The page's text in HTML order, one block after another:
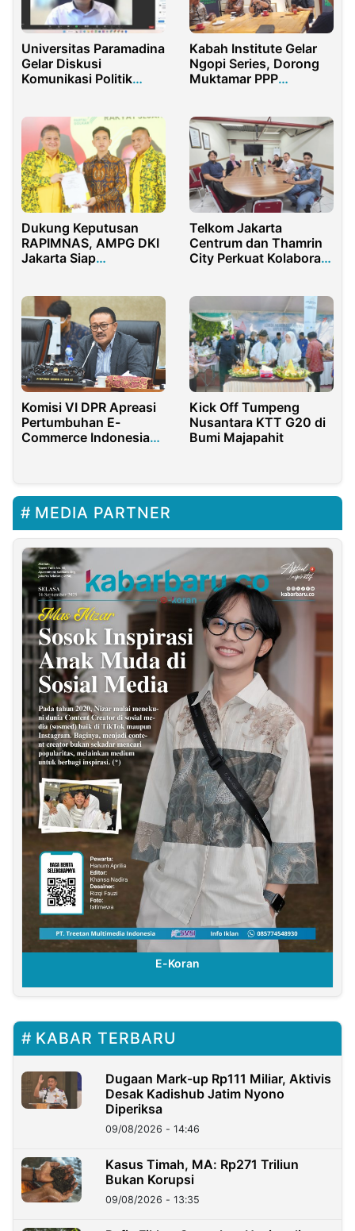
Universitas Paramadina
Gelar Diskusi
Komunikasi Politik
Kabah Institute Gelar
Ngopi Series, Dorong
Muktamar PPP
Dukung Keputusan
RAPIMNAS, AMPG DKI
Jakarta Siap
Telkom Jakarta
Centrum dan Thamrin
City Perkuat Kolaborasi
Komisi VI DPR Apreasi
Pertumbuhan E-
Commerce Indonesia
Kick Off Tumpeng
Nusantara KTT G20 di
Bumi Majapahit
MEDIA PARTNER
KABAR TERBARU
Dugaan Mark-up Rp111 Miliar, Aktivis
Desak Kadishub Jatim Nyono
Diperiksa
09/08/2026 - 14:46
Kasus Timah, MA: Rp271 Triliun
Bukan Korupsi
09/08/2026 - 13:35